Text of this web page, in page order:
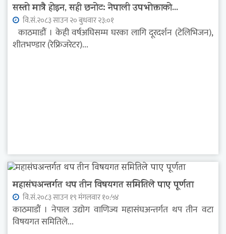
सस्तो मात्रै होइन, सही छनोट: नेपाली उपभोक्ताको...
वि.सं.२०८३ साउन २० बुधवार २३:०१
काठमाडौं । केही वर्षअघिसम्म घरका लागि दूरदर्शन (टेलिभिजन),
शीतभण्डार (रेफ्रिजरेटर)...
महासंघअन्तर्गत थप तीन विषयगत समितिले पाए पूर्णता
वि.सं.२०८३ साउन १९ मंगलवार १०:५४
काठमाडौं । नेपाल उद्योग वाणिज्य महासंघअन्तर्गत थप तीन वटा
विषयगत समितिले...